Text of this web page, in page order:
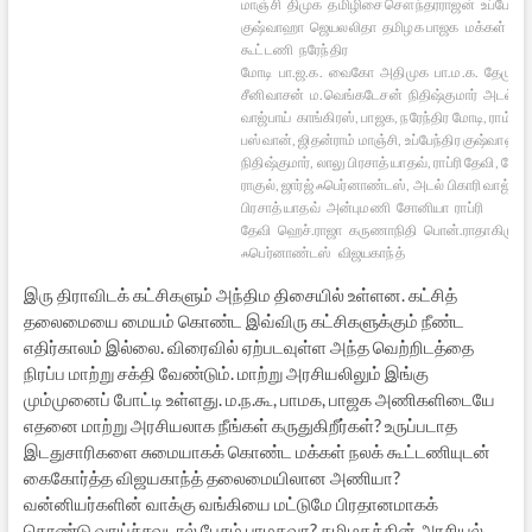
மாஞ்சி திமுக தமிழிசை சௌந்தரராஜன்
குஷ்வாஹா ஜெயலலிதா தமிழக பாஜக மக்கள்
கூட்டணி நரேந்திர
மோடி பா.ஜ.க. வைகோ அதிமுக பா.ம.க.
சீனிவாசன் ம.வெங்கடேசன் நிதிஷ்குமார் அடல்
வாஜ்பாய் காங்கிரஸ், பாஜக, நரேந்திர மோடி, ராம்
பஸ்வான், ஜிதன்ராம் மாஞ்சி, உப்பேந்திர குஷ்வாஹா,
நிதிஷ்குமார், லாலு பிரசாத் யாதவ், ராப்ரி தேவி,
ராகுல், ஜார்ஜ் ஃபெர்னாண்டஸ், அடல் பிகாரி
பிரசாத் யாதவ் அன்புமணி சோனியா ராப்ரி
தேவி ஹெச்.ராஜா கருணாநிதி
ஃபெர்னாண்டஸ் விஜயகாந்த்
இரு திராவிடக் கட்சிகளும் அந்திம திசையில் உள்ளன. கட்சித்
தலைமையை மையம் கொண்ட இவ்விரு கட்சிகளுக்கும் நீண்ட
எதிர்காலம் இல்லை. விரைவில் ஏற்படவுள்ள அந்த வெற்றிடத்தை
நிரப்ப மாற்று சக்தி வேண்டும். மாற்று அரசியலிலும் இங்கு
மும்முனைப் போட்டி உள்ளது. ம.ந.கூ, பாமக, பாஜக அணிகளிடையே
எதனை மாற்று அரசியலாக நீங்கள் கருதுகிறீர்கள்? உருப்படாத
இடதுசாரிகளை சுமையாகக் கொண்ட மக்கள் நலக் கூட்டணியுடன்
கைகோர்த்த விஜயகாந்த் தலைமையிலான அணியா?
வன்னியர்களின் வாக்கு வங்கியை மட்டுமே பிரதானமாகக்